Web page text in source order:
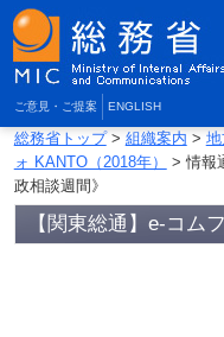
ご意見・ご提案 ENGLISH
総務省トップ> 組織案内 >
ォ KANTO（2018年）
> 情報
政相談週間》
【関東総通】e-コム